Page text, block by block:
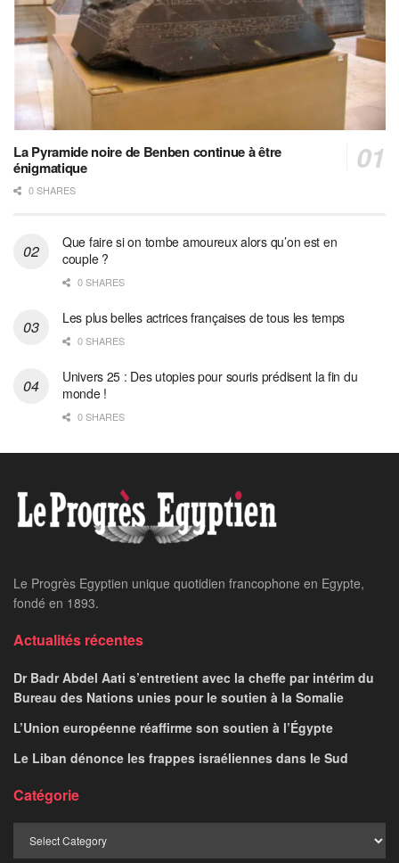
La Pyramide noire de Benben continue à être
énigmatique
0 SHARES
Que faire si on tombe amoureux alors qu’on est en
couple ?
0 SHARES
Les plus belles actrices françaises de tous les temps
0 SHARES
Univers 25 : Des utopies pour souris prédisent la fin du
monde !
0 SHARES
Le Progrès Egyptien unique quotidien francophone en Egypte,
fondé en 1893.
Actualités récentes
Dr Badr Abdel Aati s’entretient avec la cheffe par intérim du
Bureau des Nations unies pour le soutien à la Somalie
L’Union européenne réaffirme son soutien à l’Égypte
Le Liban dénonce les frappes israéliennes dans le Sud
Catégorie